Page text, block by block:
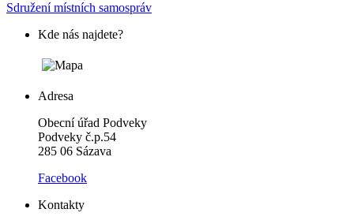
Sdružení místních samospráv
Kde nás najdete?
Adresa
Obecní úřad Podveky
Podveky č.p.54
285 06 Sázava
Facebook
Kontakty